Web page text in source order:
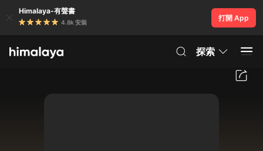
Himalaya-有聲書
4.8k 安裝
打開 App
探索